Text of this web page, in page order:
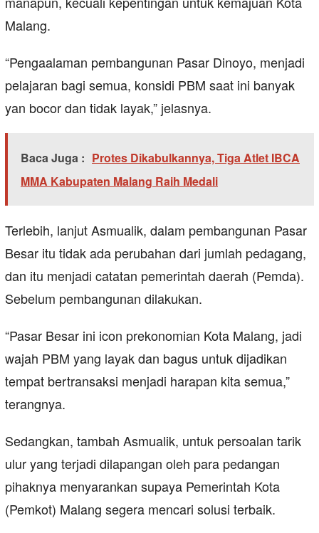
Malang.
“Pengaalaman pembangunan Pasar Dinoyo, menjadi
pelajaran bagi semua, konsidi PBM saat ini banyak
yan bocor dan tidak layak,” jelasnya.
Baca Juga : Protes Dikabulkannya, Tiga Atlet IBCA
MMA Kabupaten Malang Raih Medali
Terlebih, lanjut Asmualik, dalam pembangunan Pasar
Besar itu tidak ada perubahan dari jumlah pedagang,
dan itu menjadi catatan pemerintah daerah (Pemda).
Sebelum pembangunan dilakukan.
“Pasar Besar ini icon prekonomian Kota Malang, jadi
wajah PBM yang layak dan bagus untuk dijadikan
tempat bertransaksi menjadi harapan kita semua,”
terangnya.
Sedangkan, tambah Asmualik, untuk persoalan tarik
ulur yang terjadi dilapangan oleh para pedangan
pihaknya menyarankan supaya Pemerintah Kota
(Pemkot) Malang segera mencari solusi terbaik.